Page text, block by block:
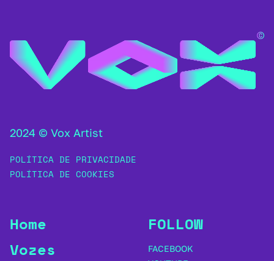
2024 © Vox Artist
POLÍTICA DE PRIVACIDADE
POLÍTICA DE COOKIES
Home
Vozes
FOLLOW
FACEBOOK